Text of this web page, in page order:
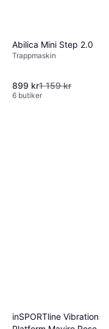
Abilica Mini Step 2.0
Trappmaskin
899 kr1 159 kr
6 butiker
inSPORTline Vibration